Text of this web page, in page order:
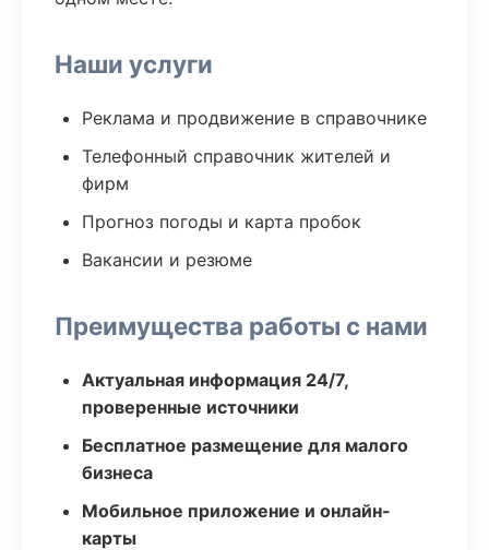
Наши услуги
Реклама и продвижение в справочнике
Телефонный справочник жителей и
фирм
Прогноз погоды и карта пробок
Вакансии и резюме
Преимущества работы с нами
Актуальная информация 24/7,
проверенные источники
Бесплатное размещение для малого
бизнеса
Мобильное приложение и онлайн-
карты